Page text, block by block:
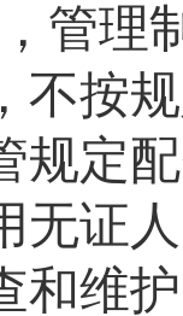
管理
不按
规定
无证
和维